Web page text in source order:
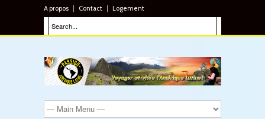
A propos Contact Logement